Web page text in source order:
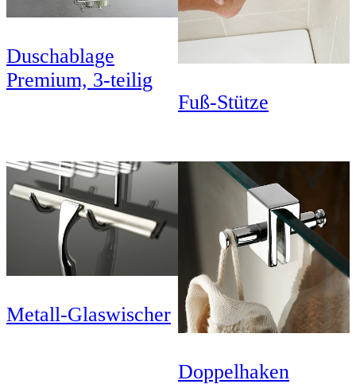
Duschablage
Premium, 3-teilig
Fuß-Stütze
Metall-Glaswischer
Doppelhaken